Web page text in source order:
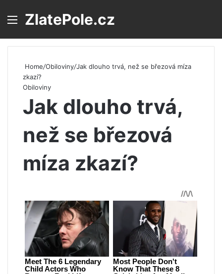
Menu
ZlatePole.cz
Home/Obiloviny/Jak dlouho trvá, než se březová míza
zkazí?
Obiloviny
Jak dlouho trvá,
než se březová
míza zkazí?